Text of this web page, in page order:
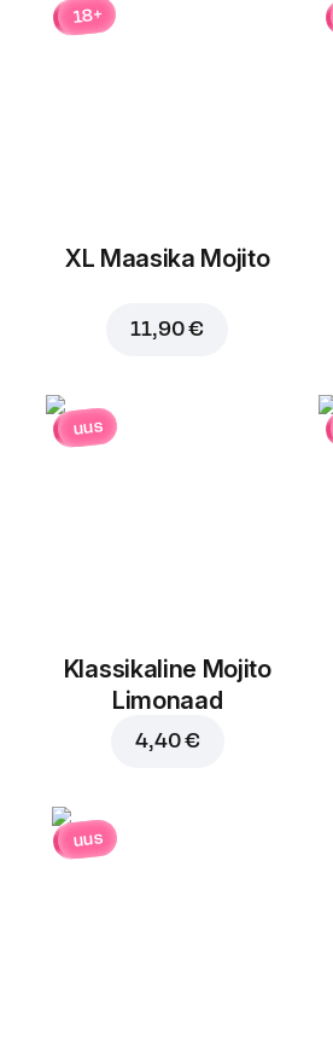
18+
XL Maasika Mojito
11,90 €
uus
Klassikaline Mojito
Limonaad
4,40 €
uus